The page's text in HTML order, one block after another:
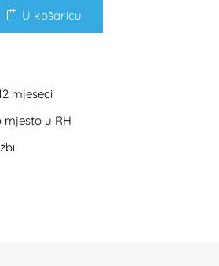
U košaricu
mjeseci
u RH